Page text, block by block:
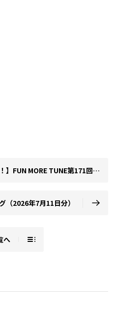
【リクエスト受付中！】FUN MORE TUNE第171回ランキング振り返り＆第172回 注目楽曲紹介
（2026年7月11日分）
へ